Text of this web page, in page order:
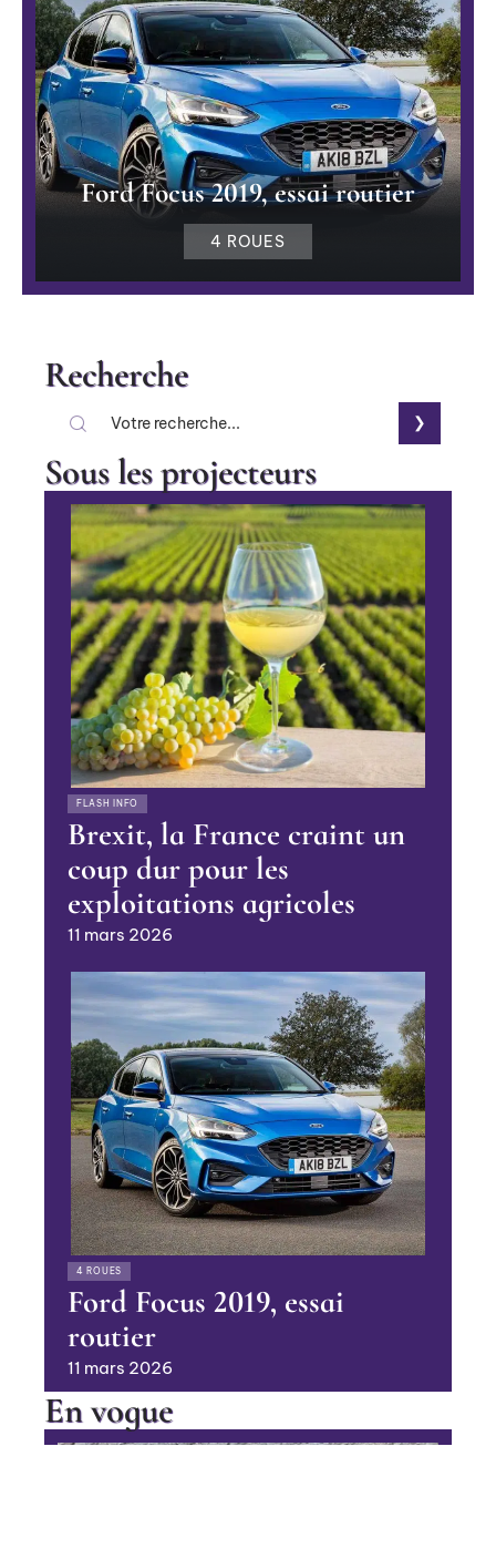
Ford Focus 2019, essai routier
4 ROUES
Recherche
Sous les projecteurs
FLASH INFO
Brexit, la France craint un
coup dur pour les
exploitations agricoles
11 mars 2026
4 ROUES
Ford Focus 2019, essai
routier
11 mars 2026
En vogue